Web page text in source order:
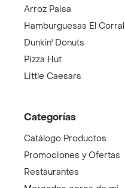
Arroz Paisa
Hamburguesas El Corral
Dunkin' Donuts
Pizza Hut
Little Caesars
Categorías
Catálogo Productos
Promociones y Ofertas
Restaurantes